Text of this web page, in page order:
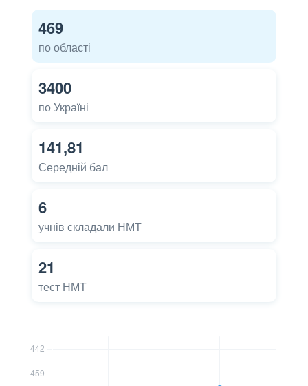
469
по області
3400
по Україні
141,81
Середній бал
6
учнів складали НМТ
21
тест НМТ